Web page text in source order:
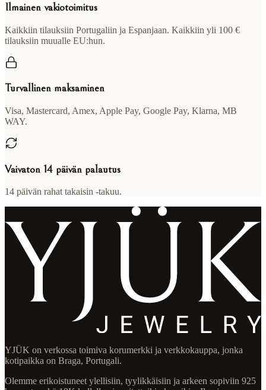
Ilmainen vakiotoimitus
Kaikkiin tilauksiin Portugaliin ja Espanjaan. Kaikkiin yli 100 €
tilauksiin muualle EU:hun.
Turvallinen maksaminen
Visa, Mastercard, Amex, Apple Pay, Google Pay, Klarna, MB
WAY.
Vaivaton 14 päivän palautus
14 päivän rahat takaisin -takuu.
YJÜK on verkossa toimiva korumerkki ja verkkokauppa, jonka
kotipaikka on Braga, Portugali.
Olemme erikoistuneet ylellisiin, tyylikkäisiin ja arkeen sopiviin 925